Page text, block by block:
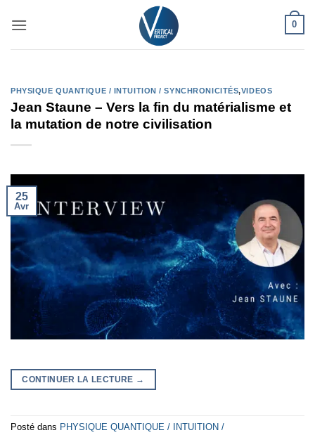
0
PHYSIQUE QUANTIQUE / INTUITION / SYNCHRONICITÉS,VIDEOS
Jean Staune – Vers la fin du matérialisme et
la mutation de notre civilisation
25
Avr
CONTINUER LA LECTURE →
Posté dans PHYSIQUE QUANTIQUE / INTUITION /